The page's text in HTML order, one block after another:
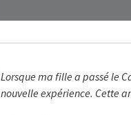
Lorsque ma fille a passé le
nouvelle expérience. Cette